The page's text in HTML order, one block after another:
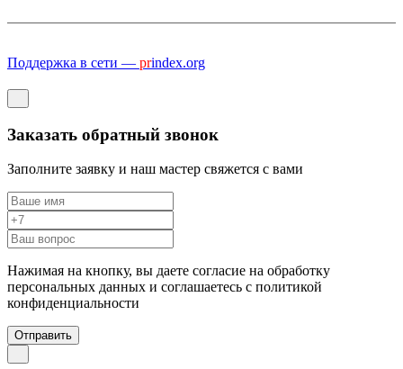
Поддержка в сети — prindex.org
Заказать обратный звонок
Заполните заявку и наш мастер свяжется с вами
Нажимая на кнопку, вы даете согласие на обработку
персональных данных и соглашаетесь c политикой
конфиденциальности
Отправить